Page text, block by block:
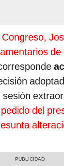
Congreso,
de
pedido del